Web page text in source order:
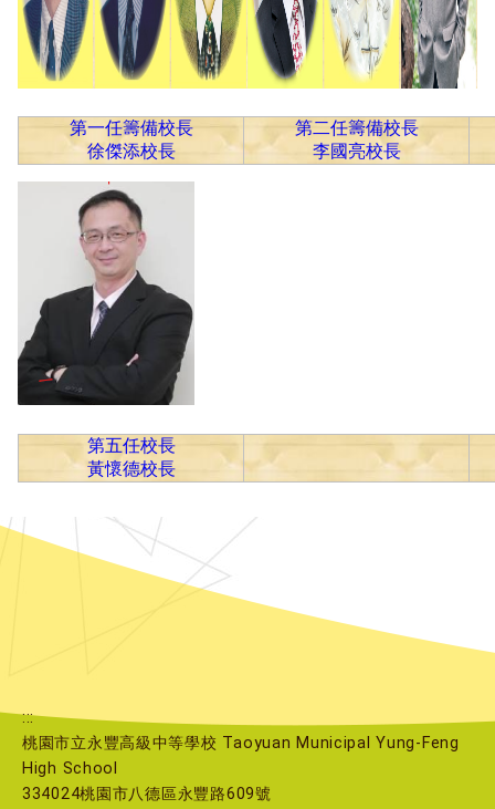
第一任籌備校長
徐傑添校長
第二任籌備校長
李國亮校長
第五任校長
黃懷德校長
:::
桃園市立永豐高級中等學校 Taoyuan Municipal Yung-Feng
High School
334024桃園市八德區永豐路609號